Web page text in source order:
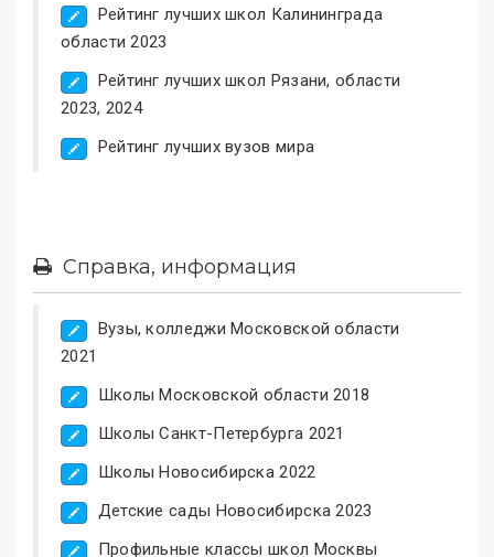
Рейтинг лучших школ Калининграда
области 2023
Рейтинг лучших школ Рязани, области
2023, 2024
Рейтинг лучших вузов мира
Справка, информация
Вузы, колледжи Московской области
2021
Школы Московской области 2018
Школы Санкт-Петербурга 2021
Школы Новосибирска 2022
Детские сады Новосибирска 2023
Профильные классы школ Москвы